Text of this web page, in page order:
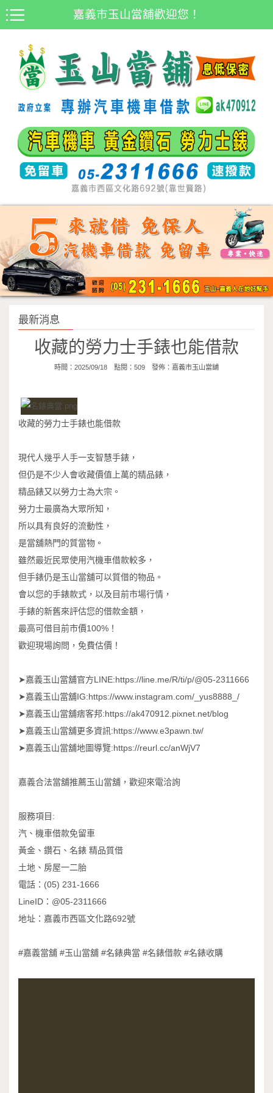
嘉義市玉山當舖歡迎您！
最新消息
收藏的勞力士手錶也能借款
時間：2025/09/18 點閱：509 發佈： 嘉義市玉山當舖
收藏的勞力士手錶也能借款
現代人幾乎人手一支智慧手錶，
但仍是不少人會收藏價值上萬的精品錶，
精品錶又以勞力士為大宗。
勞力士最廣為大眾所知，
所以具有良好的流動性，
是當舖熱門的質當物。
雖然最近民眾使用汽機車借款較多，
但手錶仍是玉山當舖可以質借的物品。
會以您的手錶款式，以及目前市場行情，
手錶的新舊來評估您的借款金額，
最高可借目前市價100%！
歡迎現場詢問，免費估價！
➤嘉義玉山當舖官方LINE:https://line.me/R/ti/p/@05-2311666
➤嘉義玉山當舖IG:https://www.instagram.com/_yus8888_/
➤嘉義玉山當舖痞客邦:https://ak470912.pixnet.net/blog
➤嘉義玉山當舖更多資訊:https://www.e3pawn.tw/
➤嘉義玉山當舖地圖導覽:https://reurl.cc/anWjV7
嘉義合法當舖推薦玉山當舖，歡迎來電洽詢
服務項目:
汽、機車借款免留車
黃金、鑽石、名錶 精品質借
土地、房屋一二胎
電話：(05) 231-1666
LineID：@05-2311666
地址：嘉義市西區文化路692號
#嘉義當舖 #玉山當舖 #名錶典當 #名錶借款 #名錶收購